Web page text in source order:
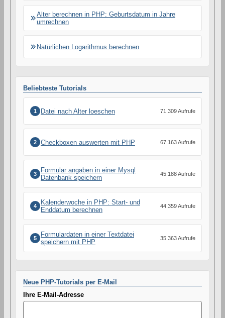
Alter berechnen in PHP: Geburtsdatum in Jahre
umrechnen
Natürlichen Logarithmus berechnen
Beliebteste Tutorials
1 Datei nach Alter loeschen 71.309 Aufrufe
2 Checkboxen auswerten mit PHP 67.163 Aufrufe
3
Formular angaben in einer Mysql
Datenbank speichern
45.188 Aufrufe
4
Kalenderwoche in PHP: Start- und
Enddatum berechnen
44.359 Aufrufe
5
Formulardaten in einer Textdatei
speichern mit PHP
35.363 Aufrufe
Neue PHP-Tutorials per E-Mail
Ihre E-Mail-Adresse